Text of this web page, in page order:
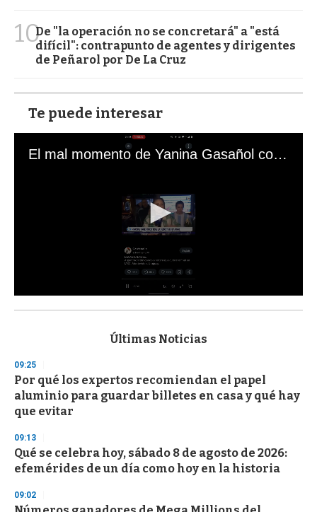
10De "la operación no se concretará" a "está
difícil": contrapunto de agentes y dirigentes
de Peñarol por De La Cruz
Te puede interesar
El mal momento de Yanina Gasañol con un hincha argentino en "Subrayado"
s
d
s
o
f
3
s
e
c
o
d
s
Últimas Noticias
09:25
Por qué los expertos recomiendan el papel
aluminio para guardar billetes en casa y qué hay
que evitar
09:13
Qué se celebra hoy, sábado 8 de agosto de 2026:
efemérides de un día como hoy en la historia
09:02